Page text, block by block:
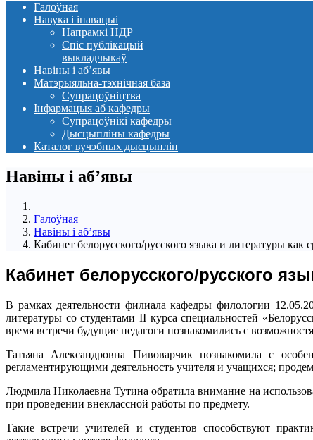
Галоўная
Навука і інавацыі
Напрамкі НДР
Спіс публікацый
выкладчыкаў
Навіны i аб’явы
Матэрыяльна-тэхнічная база
Супрацоўніцтва
Інфармацыя аб кафедры
Супрацоўнікі кафедры
Дысцыпліны кафедры
Каталог вучэбных дысцыплін
Навіны i аб’явы
Галоўная
Навіны i аб’явы
Кабинет белорусского/русского языка и литературы как
Кабинет белорусского/русского
В рамках деятельности филиала кафедры филологии
литературы со студентами II курса специальностей
время встречи будущие педагоги познакомились с
Татьяна Александровна Пивоварчик познакомила с
регламентирующими деятельность учителя и учащихся;
Людмила Николаевна Тутина обратила внимание на
при проведении внеклассной работы по предмету.
Такие встречи учителей и студентов способствуют